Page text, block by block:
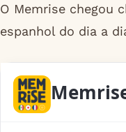
O Memrise chegou
espanhol do dia a